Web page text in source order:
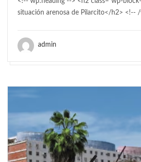
situación arenosa de Pilarcito</h2> <!--
admin